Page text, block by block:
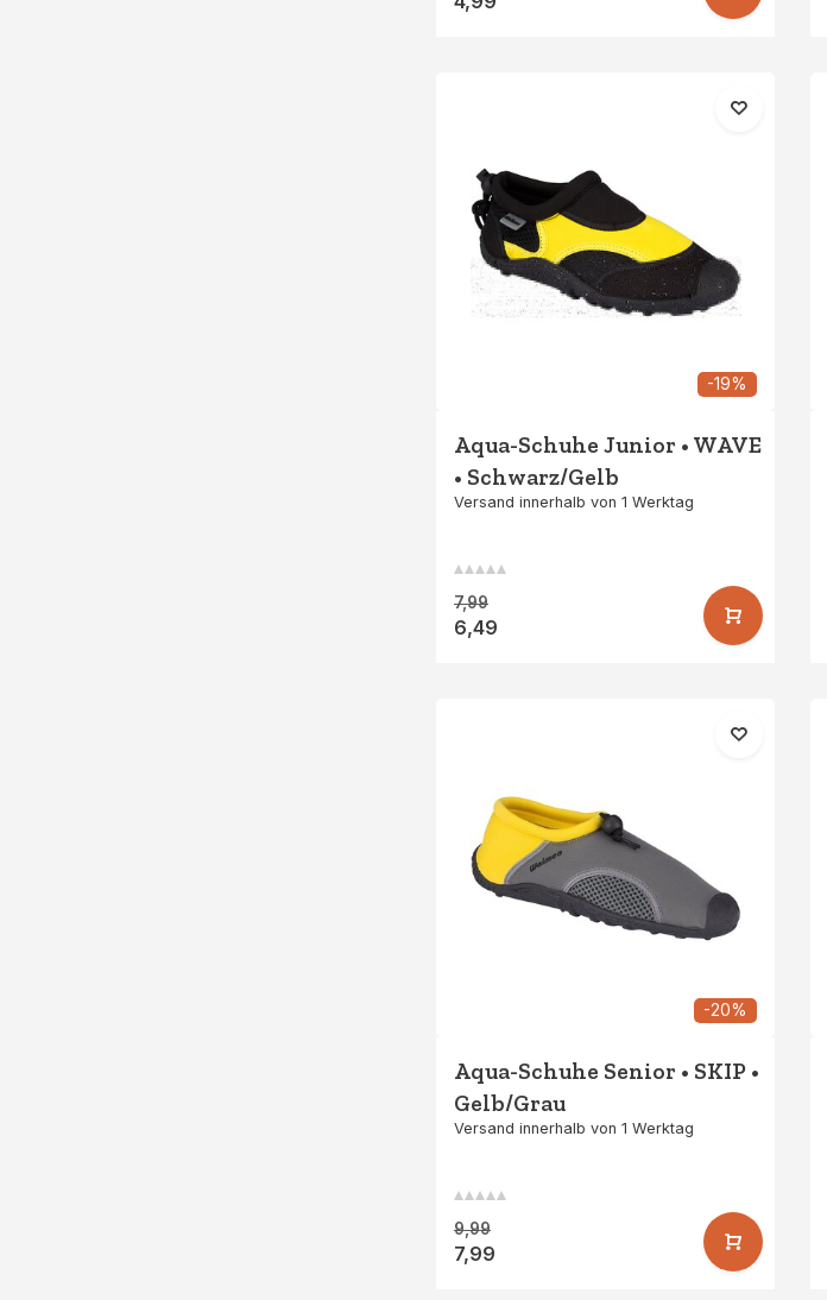
-19%
Aqua-Schuhe Junior • WAVE
• Schwarz/Gelb
Versand innerhalb von 1 Werktag
7,99
6,49
-20%
Aqua-Schuhe Senior • SKIP •
Gelb/Grau
Versand innerhalb von 1 Werktag
9,99
7,99